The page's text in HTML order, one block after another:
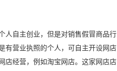
自主创业，但是对销售假冒商品行
有营业执照的个人，可自主开设网店
店经营，例如淘宝网店。这家网店店